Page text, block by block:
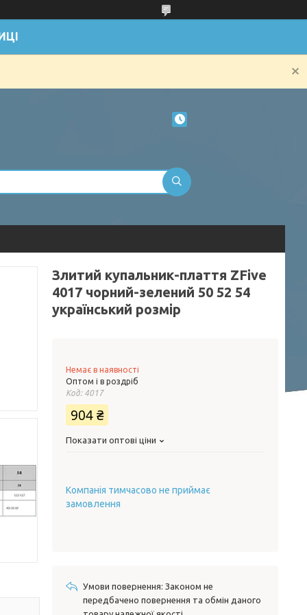
Злитий купальник-плаття ZFive
4017 чорний-зелений 50 52 54
український розмір
Немає в наявності
Оптом і в роздріб
Код: 4017
904 ₴
Показати оптові ціни
Компанія тимчасово не приймає
замовлення
Законом не
передбачено повернення та обмін даного